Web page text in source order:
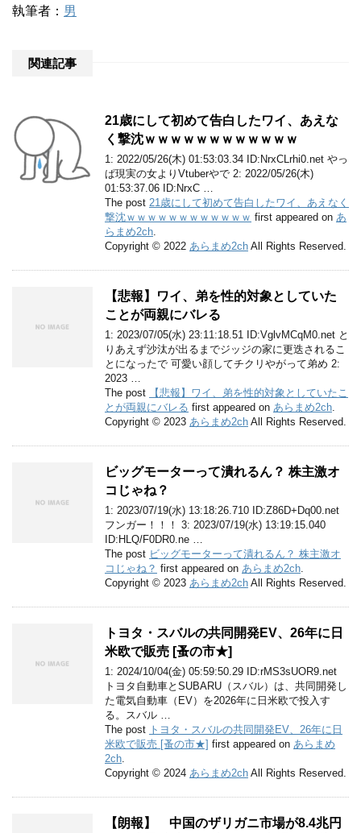
執筆者： 男
関連記事
21歳にして初めて告白したワイ、あえな
く撃沈ｗｗｗｗｗｗｗｗｗｗｗｗ
1: 2022/05/26(木) 01:53:03.34 ID:NrxCLrhi0.net やっ
ぱ現実の女よりVtuberやで 2: 2022/05/26(木)
01:53:37.06 ID:NrxC …
The post 21歳にして初めて告白したワイ、あえなく
撃沈ｗｗｗｗｗｗｗｗｗｗｗｗ first appeared on あ
らまめ2ch
Copyright © 2022 あらまめ2ch All Rights Reserved.
【悲報】ワイ、弟を性的対象としていた
ことが両親にバレる
1: 2023/07/05(水) 23:11:18.51 ID:VglvMCqM0.net と
りあえず沙汰が出るまでジッジの家に更迭されるこ
とになったで 可愛い顔してチクリやがって弟め 2:
2023 …
The post
【悲報】ワイ、弟を性的対象としていたこ
とが両親にバレる first appeared on あらまめ2ch
Copyright © 2023 あらまめ2ch All Rights Reserved.
ビッグモーターって潰れるん？ 株主激オ
コじゃね？
1: 2023/07/19(水) 13:18:26.710 ID:Z86D+Dq00.net
フンガー！！！ 3: 2023/07/19(水) 13:19:15.040
ID:HLQ/F0DR0.ne …
The post ビッグモーターって潰れるん？ 株主激オ
コじゃね？ first appeared on あらまめ2ch
Copyright © 2023 あらまめ2ch All Rights Reserved.
トヨタ・スバルの共同開発EV、26年に日
米欧で販売 [蚤の市★]
1: 2024/10/04(金) 05:59:50.29 ID:rMS3sUOR9.net
トヨタ自動車とSUBARU（スバル）は、共同開発し
た電気自動車（EV）を2026年に日米欧で投入す
る。スバル …
The post トヨタ・スバルの共同開発EV、26年に日
米欧で販売 [蚤の市★] first appeared on あらまめ
2ch
Copyright © 2024 あらまめ2ch All Rights Reserved.
【朗報】 中国のザリガニ市場が8.4兆円